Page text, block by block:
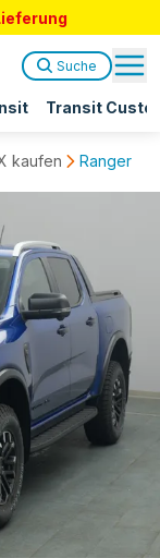
Transit
Suche
kaufen Ranger